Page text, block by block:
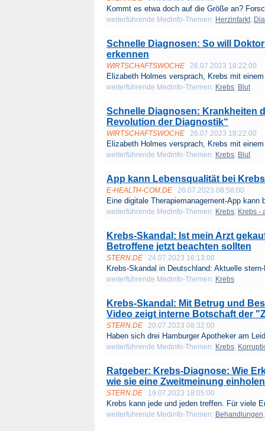
Kommt es etwa doch auf die Größe an?
weiterführende Medinfo-Themen: Herzinfarkt;
Schnelle Diagnosen: So will
erkennen
WIRTSCHAFTSWOCHE 26.07.2023 18:22:00
Elizabeth Holmes versprach, Krebs mit
weiterführende Medinfo-Themen: Krebs; Blut
Schnelle Diagnosen: Krankheiten
Revolution der Diagnostik“
WIRTSCHAFTSWOCHE 26.07.2023 18:22:00
Elizabeth Holmes versprach, Krebs mit
weiterführende Medinfo-Themen: Krebs; Blut
App kann Lebensqualität bei
E-HEALTH-COM.DE 26.07.2023 08:56:00
Eine digitale Therapiemanagement-App kann
weiterführende Medinfo-Themen: Krebs; Krebs -
Krebs-Skandal: Ist mein Arzt
Betroffene jetzt beachten sollten
STERN.DE 24.07.2023 16:13:00
Krebs-Skandal in Deutschland: Aktuelle
weiterführende Medinfo-Themen: Krebs
Krebs-Skandal: Mit Betrug und
Video zeigt interne Botschaft der
STERN.DE 20.07.2023 08:32:00
Haben sich drei Hamburger Apotheker am
weiterführende Medinfo-Themen: Krebs;
Ratgeber: Krebs-Diagnose: Wie
wie sie eine Zweitmeinung
STERN.DE 19.07.2023 18:05:00
Krebs kann jede und jeden treffen. Für viele
weiterführende Medinfo-Themen: Behandlungen